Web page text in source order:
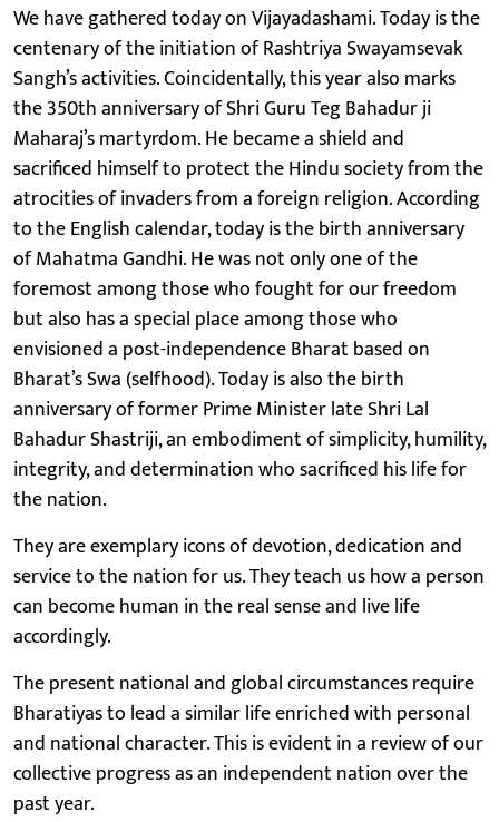
We have gathered today on Vijayadashami. Today is the
centenary of the initiation of Rashtriya Swayamsevak
Sangh’s activities. Coincidentally, this year also marks
the 350th anniversary of Shri Guru Teg Bahadur ji
Maharaj’s martyrdom. He became a shield and
sacrificed himself to protect the Hindu society from the
atrocities of invaders from a foreign religion. According
to the English calendar, today is the birth anniversary
of Mahatma Gandhi. He was not only one of the
foremost among those who fought for our freedom
but also has a special place among those who
envisioned a post-independence Bharat based on
Bharat’s Swa (selfhood). Today is also the birth
anniversary of former Prime Minister late Shri Lal
Bahadur Shastriji, an embodiment of simplicity, humility,
integrity, and determination who sacrificed his life for
the nation.
They are exemplary icons of devotion, dedication and
service to the nation for us. They teach us how a person
can become human in the real sense and live life
accordingly.
The present national and global circumstances require
Bharatiyas to lead a similar life enriched with personal
and national character. This is evident in a review of our
collective progress as an independent nation over the
past year.